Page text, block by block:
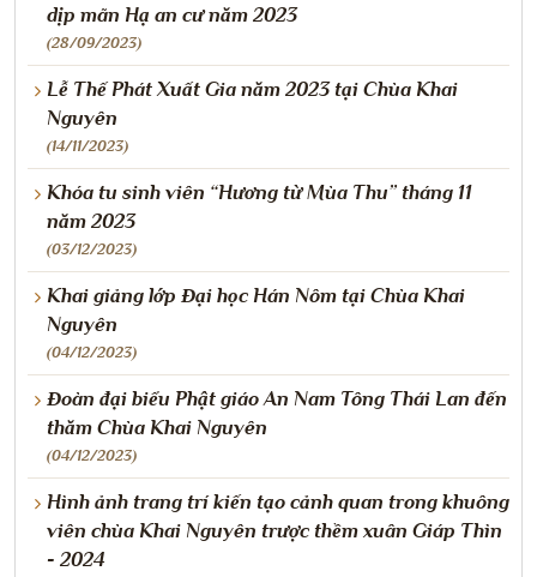
dịp mãn Hạ an cư năm 2023
(28/09/2023)
Lễ Thế Phát Xuất Gia năm 2023 tại Chùa Khai
Nguyên
(14/11/2023)
Khóa tu sinh viên “Hương từ Mùa Thu” tháng 11
năm 2023
(03/12/2023)
Khai giảng lớp Đại học Hán Nôm tại Chùa Khai
Nguyên
(04/12/2023)
Đoàn đại biểu Phật giáo An Nam Tông Thái Lan đến
thăm Chùa Khai Nguyên
(04/12/2023)
Hình ảnh trang trí kiến tạo cảnh quan trong khuông
viên chùa Khai Nguyên trược thềm xuân Giáp Thìn
- 2024